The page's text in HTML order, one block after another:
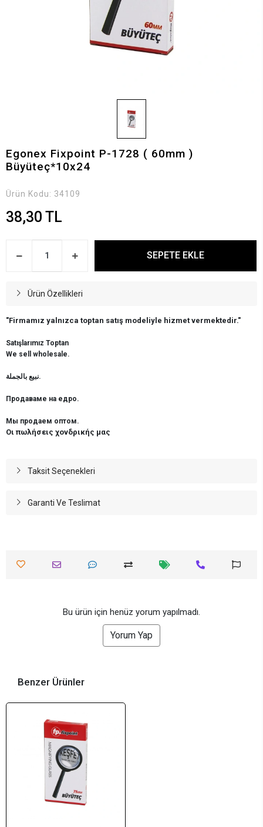
Egonex Fixpoint P-1728 ( 60mm )
Büyüteç*10x24
Ürün Kodu: 34109
38,30 TL
SEPETE EKLE
Ürün Özellikleri
"Firmamız yalnızca toptan satış modeliyle hizmet vermektedir."
Satışlarımız Toptan
We sell wholesale.
نبيع بالجملة.
Продаваме на едро.
Мы продаем оптом.
Οι πωλήσεις χονδρικής μας
Taksit Seçenekleri
Garanti Ve Teslimat
Bu ürün için henüz yorum yapılmadı.
Yorum Yap
Benzer Ürünler